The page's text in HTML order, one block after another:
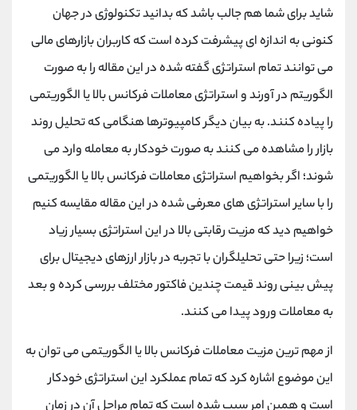
شاید برای شما هم جالب باشد که بدانید تکنولوژی در جهان
کنونی به اندازه ای پیشرفت کرده است که کاربران بازارهای مالی
می توانند تمام استراتژی گفته شده در این مقاله را به صورت
الگوریتم در آورند و استراتژی معاملات فرکانس بالا یا الگوریتمی
را پیاده کنند. به بیان دیگر کامپیوترها هنگامی که تحلیل روند
بازار را مشاهده می کنند به صورت خودکار به معامله وارد می
شوند؛ اگر بخواهیم استراتژی معاملات فرکانس بالا یا الگوریتمی
را با سایر استراتژی های معرفی شده در این مقاله مقایسه کنیم
خواهیم دید که مزیت رقابتی بالا در این استراتژی بسیار زیاد
است؛ زیرا حتی تحلیلگران با تجربه در بازار ارزهای دیجیتال برای
پیش‌ بینی روند قیمت چندین فاکتور مختلف بررسی کرده و بعد
به معاملات ورود پیدا می ‌کنند.
از مهم ترین مزیت معاملات فرکانس بالا یا الگوریتمی می توان به
این موضوع اشاره کرد که تمام عملکرد این استراتژی خودکار